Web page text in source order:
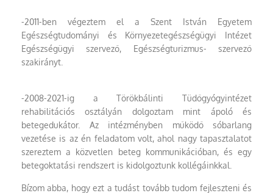
-2011-ben végeztem el a Szent István Egyetem
Egészségtudományi és Környezetegészségügyi Intézet
Egészségügyi szervező, Egészségturizmus- szervező
szakirányt.
-2008-2021-ig a Törökbálinti Tüdőgyógyintézet
rehabilitációs osztályán dolgoztam mint ápoló és
betegedukátor. Az intézményben működő sóbarlang
vezetése is az én feladatom volt, ahol nagy tapasztalatot
szereztem a közvetlen beteg kommunikációban, és egy
betegoktatási rendszert is kidolgoztunk kollégáinkkal.
Bízom abba, hogy ezt a tudást tovább tudom fejleszteni és